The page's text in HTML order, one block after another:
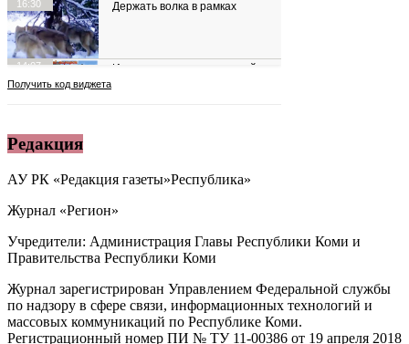
Редакция
АУ РК «Редакция газеты»Республика»
Журнал «Регион»
Учредители: Администрация Главы Республики Коми и
Правительства Республики Коми
Журнал зарегистрирован Управлением Федеральной службы
по надзору в сфере связи, информационных технологий и
массовых коммуникаций по Республике Коми.
Регистрационный номер ПИ № ТУ 11-00386 от 19 апреля 2018